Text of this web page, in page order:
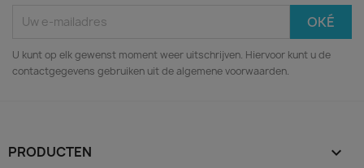
U kunt op elk gewenst moment weer uitschrijven. Hiervoor kunt u de
contactgegevens gebruiken uit de algemene voorwaarden.
PRODUCTEN 